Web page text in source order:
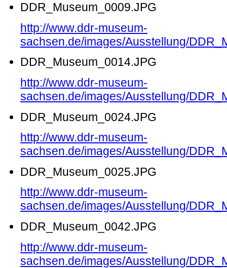
DDR_Museum_0009.JPG
http://www.ddr-museum-
sachsen.de/images/Ausstellung/
DDR_Museum_0014.JPG
http://www.ddr-museum-
sachsen.de/images/Ausstellung/
DDR_Museum_0024.JPG
http://www.ddr-museum-
sachsen.de/images/Ausstellung/
DDR_Museum_0025.JPG
http://www.ddr-museum-
sachsen.de/images/Ausstellung/
DDR_Museum_0042.JPG
http://www.ddr-museum-
sachsen.de/images/Ausstellung/